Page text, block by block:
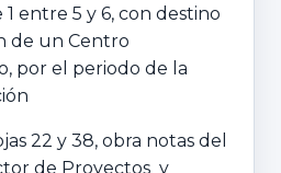
1 entre 5 y 6, con destino
de un Centro
por el periodo de la
22 y 38, obra notas del
de Proyectos y